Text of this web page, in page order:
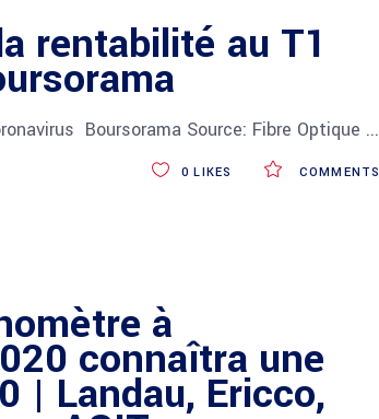
rentabilité au T1
Boursorama Source: Fibre Optique
COMMENTS
0 LIKES
à
connaîtra une
| Landau, Ericco,